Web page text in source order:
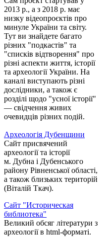
2013 р., а з 2018 р. має
низку відеопроєктів про
минуле України та світу.
Тут ви знайдете багато
різних "подкастів" та
"списків відтворення" про
різні аспекти життя, історії
та археології України. На
каналі виступають різні
дослідники, а також є
розділі щодо "усної історії"
— свідчення живих
очевидців різних подій.
Археологія Дубенщини
Сайт присвячений
археології та історії
м. Дубна і Дубенського
району Рівненської області,
а також близьких територій
(Віталій Ткач).
Сайт "Историческая
библиотека"
Великий обсяг літератури з
археології в html-форматі.